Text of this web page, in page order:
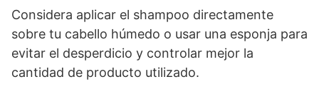
Considera aplicar el shampoo directamente
sobre tu cabello húmedo o usar una esponja para
evitar el desperdicio y controlar mejor la
cantidad de producto utilizado.